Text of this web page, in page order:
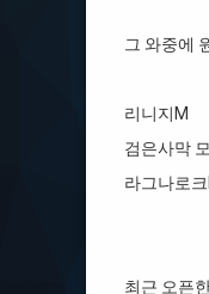
그 와중에
리니지M
검은사막
라그나로
최근 오픈